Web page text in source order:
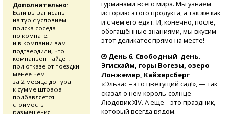
гурманами всего мира. Мы узнаем
историю этого продукта, а так же как
и с чем его едят. И, конечно, после,
обогащённые знаниями, мы вкусим
этот деликатес прямо на месте!
День 6. Свободный день.
Эгисхайм, горы Вогезы, озеро
Лонжемер, Кайзерсберг
«Эльзас – это цветущий сад!», — так
сказал о нем король-солнце
Людовик XIV. А еще – это праздник,
который всегда рядом.
Дополнительно:
Если вы записаны
на тур с условием
поиска соседа
по комнате,
и в компании вам
подтвердили, что
компаньон найден,
при отказе от поездки
менее чем
за 2 месяца до тура
к сумме штрафа
прибавляется
стоимость
размещения